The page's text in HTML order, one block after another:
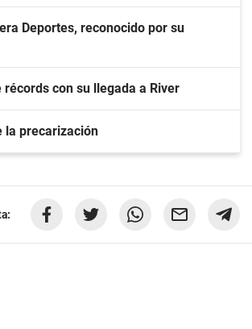
Deportes, reconocido por su
con su llegada a River
la precarización